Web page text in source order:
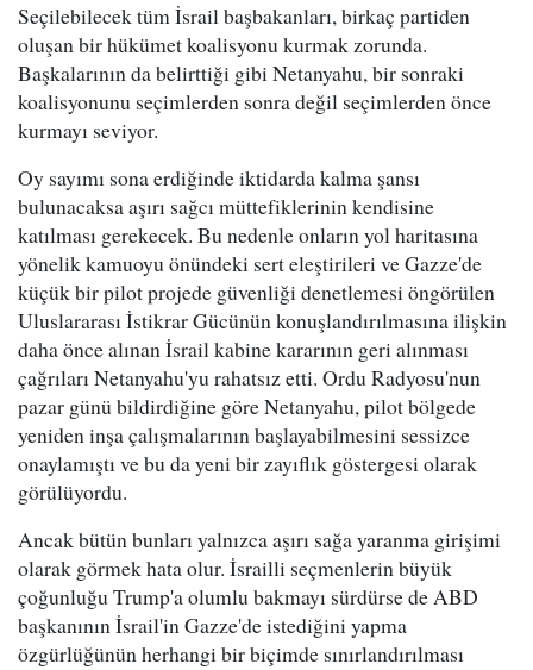
Seçilebilecek tüm İsrail başbakanları, birkaç partiden
oluşan bir hükümet koalisyonu kurmak zorunda.
Başkalarının da belirttiği gibi Netanyahu, bir sonraki
koalisyonunu seçimlerden sonra değil seçimlerden önce
kurmayı seviyor.
Oy sayımı sona erdiğinde iktidarda kalma şansı
bulunacaksa aşırı sağcı müttefiklerinin kendisine
katılması gerekecek. Bu nedenle onların yol haritasına
yönelik kamuoyu önündeki sert eleştirileri ve Gazze'de
küçük bir pilot projede güvenliği denetlemesi öngörülen
Uluslararası İstikrar Gücünün konuşlandırılmasına ilişkin
daha önce alınan İsrail kabine kararının geri alınması
çağrıları Netanyahu'yu rahatsız etti. Ordu Radyosu'nun
pazar günü bildirdiğine göre Netanyahu, pilot bölgede
yeniden inşa çalışmalarının başlayabilmesini sessizce
onaylamıştı ve bu da yeni bir zayıflık göstergesi olarak
görülüyordu.
Ancak bütün bunları yalnızca aşırı sağa yaranma girişimi
olarak görmek hata olur. İsrailli seçmenlerin büyük
çoğunluğu Trump'a olumlu bakmayı sürdürse de ABD
başkanının İsrail'in Gazze'de istediğini yapma
özgürlüğünün herhangi bir biçimde sınırlandırılması